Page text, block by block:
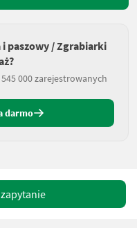
i paszowy / Zgrabiarki
000 zarejestrowanych
darmo